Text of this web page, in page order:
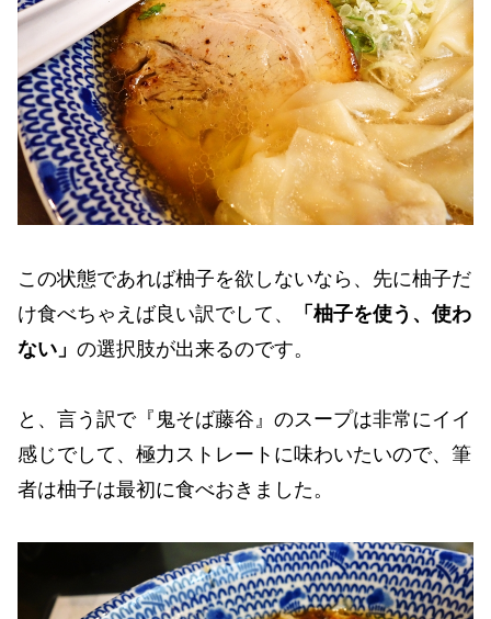
この状態であれば柚子を欲しないなら、先に柚子だ
け食べちゃえば良い訳でして、
「柚子を使う、使わ
ない」 の選択肢が出来るのです。
と、言う訳で『鬼そば藤谷』のスープは非常にイイ
感じでして、極力ストレートに味わいたいので、筆
者は柚子は最初に食べおきました。